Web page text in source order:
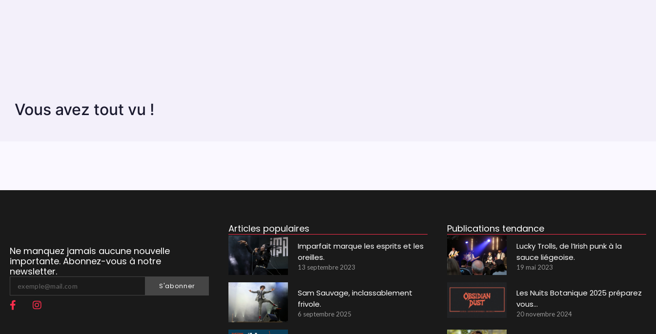
Vous avez tout vu !
Ne manquez jamais aucune nouvelle
importante. Abonnez-vous à notre
newsletter.
S'abonner
Articles populaires
Imparfait marque les esprits et les
oreilles.
13 septembre 2023
Sam Sauvage, inclassablement
frivole.
6 septembre 2025
Publications tendance
Lucky Trolls, de l’Irish punk à la
sauce liégeoise.
19 mai 2023
Les Nuits Botanique 2025 préparez
vous…
20 novembre 2024